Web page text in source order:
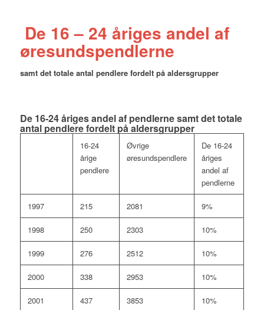
De 16 – 24 åriges andel af
øresundspendlerne
samt det totale antal pendlere fordelt på aldersgrupper
De 16-24 åriges andel af pendlerne samt det totale
antal pendlere fordelt på aldersgrupper
16-24
årige
pendlere
Øvrige
øresundspendlere
De 16-24
åriges
andel af
pendlerne
1997 215 2081 9%
1998 250 2303 10%
1999 276 2512 10%
2000 338 2953 10%
2001 437 3853 10%